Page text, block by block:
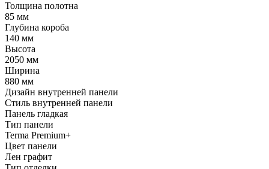
Толщина полотна
85 мм
Глубина короба
140 мм
Высота
2050 мм
Ширина
880 мм
Дизайн внутренней панели
Стиль внутренней панели
Панель гладкая
Тип панели
Terma Premium+
Цвет панели
Лен графит